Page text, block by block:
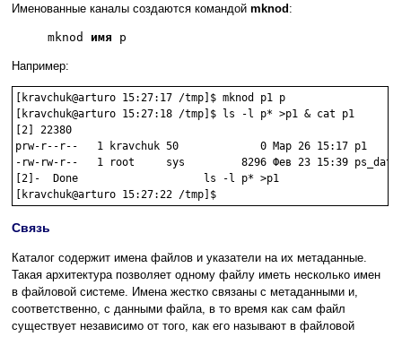
Именованные каналы создаются командой mknod :
mknod имя p
Например:
[kravchuk@arturo 15:27:17 /tmp]$ mknod p1 p
[kravchuk@arturo 15:27:18 /tmp]$ ls -l p* >p1 & cat p1
[2] 22380
prw-r--r--   1 kravchuk 50             0 Мар 26 15:17 p1
-rw-rw-r--   1 root     sys         8296 Фев 23 15:39 ps_data
[2]-  Done                    ls -l p* >p1
Связь
Каталог содержит имена файлов и указатели на их метаданные.
Такая архитектура позволяет одному файлу иметь несколько имен
в файловой системе. Имена жестко связаны с метаданными и,
соответственно, с данными файла, в то время как сам файл
существует независимо от того, как его называют в файловой